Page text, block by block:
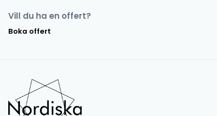
Vill du ha en offert?
Boka offert